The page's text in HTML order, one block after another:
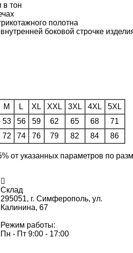
в тон
полотна
боковой строчке
M L XL XXL 3XL 4XL
5XL
53 56 59 62 65 68
71
72 74 76 79 82 84 86
от указанных параметров по
Склад
295051, г. Симферополь, ул.
Калинина, 67
Режим работы:
Пн - Пт 9:00 - 17:00